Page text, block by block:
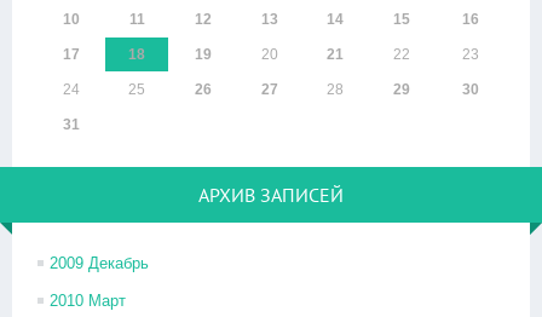
10 11 12 13 14 15 16
17 18 19 20 21 22 23
24 25 26 27 28 29 30
31
АРХИВ ЗАПИСЕЙ
2009 Декабрь
2010 Март